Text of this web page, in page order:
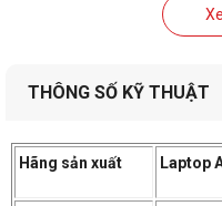
THÔNG SỐ KỸ THUẬT
Hãng sản xuất Laptop